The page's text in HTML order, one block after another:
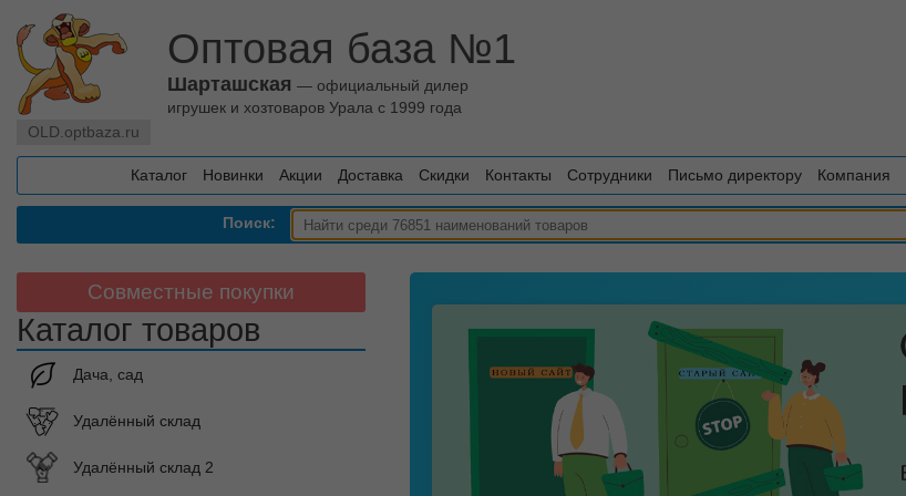
OLD.optbaza.ru
Оптовая база №1
Шарташская — официальный дилер
игрушек и хозтоваров Урала с 1999 года
Каталог Новинки Акции Доставка Скидки Контакты Сотрудники Письмо директору Компания
Поиск:
Совместные покупки
Каталог товаров
Дача, сад
Удалённый склад
Удалённый склад 2